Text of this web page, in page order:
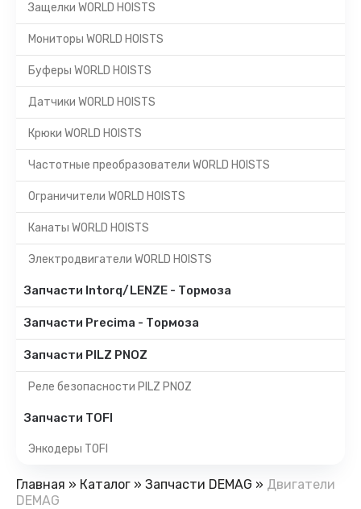
Защелки WORLD HOISTS
Мониторы WORLD HOISTS
Буферы WORLD HOISTS
Датчики WORLD HOISTS
Крюки WORLD HOISTS
Частотные преобразователи WORLD HOISTS
Ограничители WORLD HOISTS
Канаты WORLD HOISTS
Электродвигатели WORLD HOISTS
Запчасти Intorq/LENZE - Тормоза
Запчасти Precima - Тормоза
Запчасти PILZ PNOZ
Реле безопасности PILZ PNOZ
Запчасти TOFI
Энкодеры TOFI
Главная » Каталог » Запчасти DEMAG » Двигатели
DEMAG